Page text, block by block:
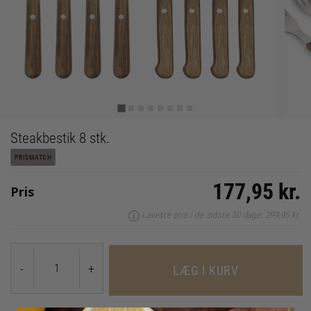
Steakbestik 8 stk.
PRISMATCH
Pris 177,95 kr.
Laveste pris i de sidste 30 dage: 299,95 kr.
- + LÆG I KURV